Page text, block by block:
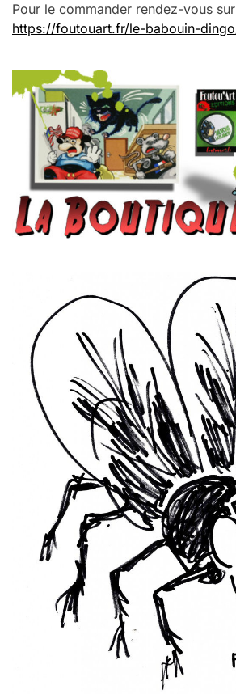
Pour le commander rendez-vous
https://foutouart.fr/le-babouin-